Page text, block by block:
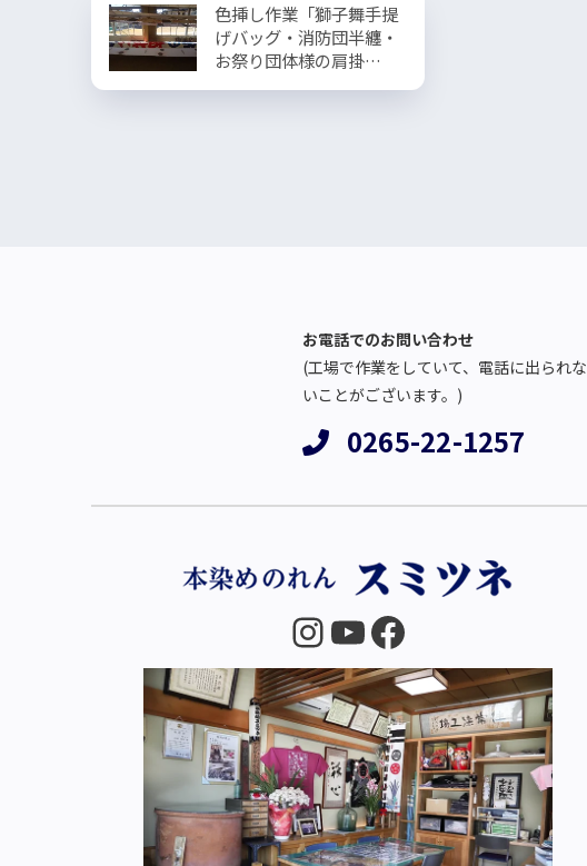
色挿し作業「獅子舞手提
げバッグ・消防団半纏・
お祭り団体様の肩掛…
お電話でのお問い合わせ
(工場で作業をしていて、電話に出られな
いことがございます。)
0265-22-1257